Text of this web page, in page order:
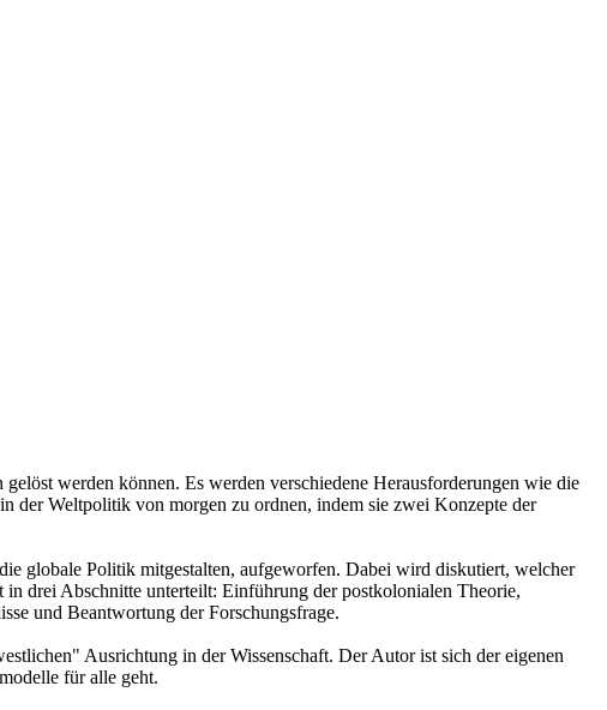
werden können. Es werden verschiedene Herausforderungen wie die
der Weltpolitik von morgen zu ordnen, indem sie zwei Konzepte der
globale Politik mitgestalten, aufgeworfen. Dabei wird diskutiert, welcher
drei Abschnitte unterteilt: Einführung der postkolonialen Theorie,
und Beantwortung der Forschungsfrage.
Ausrichtung in der Wissenschaft. Der Autor ist sich der eigenen
für alle geht.